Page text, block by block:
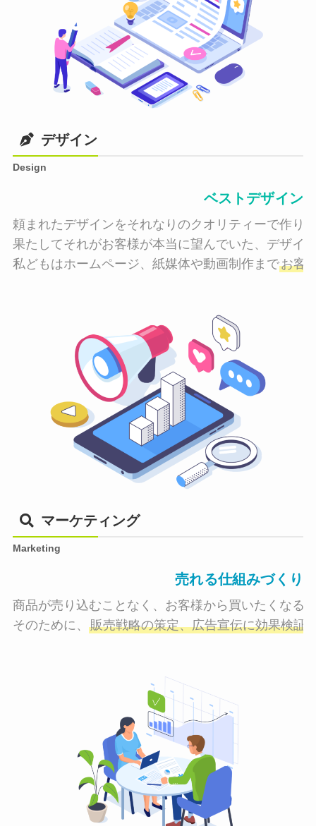
デザイン
Design
ベストデザイン
頼まれたデザインをそれなりのクオリティーで作り
果たしてそれがお客様が本当に望んでいた、デザイ
私どもはホームページ、紙媒体や動画制作までお客
マーケティング
Marketing
売れる仕組みづくり
商品が売り込むことなく、お客様から買いたくなる
そのために、 販売戦略の策定、広告宣伝に効果検証